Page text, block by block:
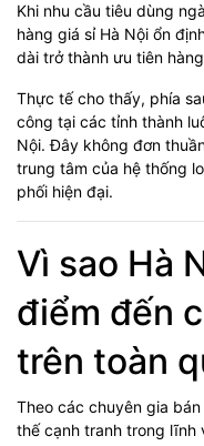
Khi nhu cầu tiêu dùng
hàng giá sỉ Hà Nội ổn
dài trở thành ưu tiên
Thực tế cho thấy, phía
công tại các tỉnh thành
Nội. Đây không đơn
trung tâm của hệ thống
phối hiện đại.
Vì sao Hà
điểm đến
trên toàn
Theo các chuyên gia
thế cạnh tranh trong lĩnh